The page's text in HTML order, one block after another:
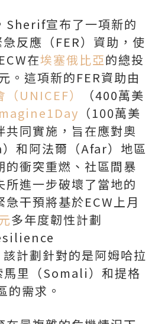
Sherif宣布了一項新的
反應（FER）資助，使
在埃塞俄比亞的總投
。這項新的FER資助由
UNICEF）
（400萬美
（100萬美
共同實施，旨在應對奧
和阿法爾（Afar）地區
的衝突重燃、社區間暴
所進一步破壞了當地的
干預將基於ECW上月
多年度韌性計劃
計劃針對的是阿姆哈拉
馬里（Somali）和提格
需求。